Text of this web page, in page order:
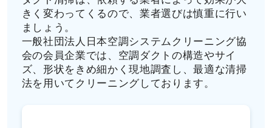
きく変わってくるので、業者選びは慎重に行い
ましょう。
一般社団法人日本空調システムクリーニング協
会の会員企業では、空調ダクトの構造やサイ
ズ、形状をきめ細かく現地調査し、最適な清掃
法を用いてクリーニングしております。